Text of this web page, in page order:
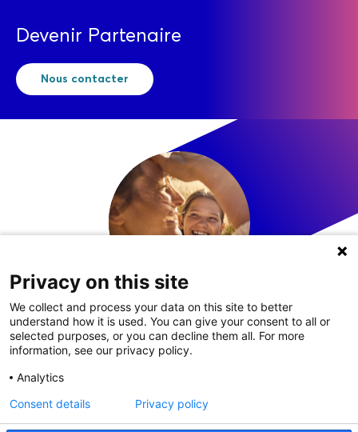
Devenir Partenaire
Nous contacter
LinkedIn
Privacy on this site
We collect and process your data on this site to better
understand how it is used. You can give your consent to all or
selected purposes, or you can decline them all. For more
information, see our privacy policy.
Analytics
Consent details
Privacy policy